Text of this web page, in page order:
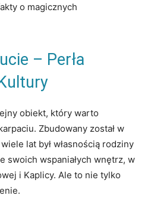
o magicznych
– Perła
obiekt, który warto
Zbudowany został w
lat był własnością rodziny
swoich wspaniałych wnętrz, w
i Kaplicy. Ale to nie tylko